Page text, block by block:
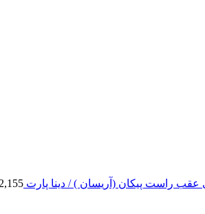
عقب راست پیکان (آریسان ) / دینا پارت